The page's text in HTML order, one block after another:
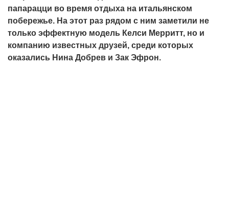
папарацци во время отдыха на итальянском
побережье. На этот раз рядом с ним заметили не
только эффектную модель Келси Мерритт, но и
компанию известных друзей, среди которых
оказались Нина Добрев и Зак Эфрон.